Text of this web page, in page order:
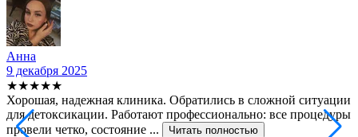
Анна
9 декабря 2025
★★★★★
Хорошая, надежная клиника. Обратились в сложной ситуации
для детоксикации. Работают профессионально: все процедуры
провели четко, состояние ...
Читать полностью